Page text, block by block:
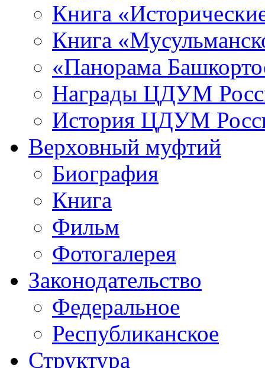
Книга
Книга
«Панорама
Награды ЦДУМ
История ЦДУМ
Верховный муфтий
Биография
Книга
Фильм
Фотогалерея
Законодательство
Федеральное
Республиканское
Структура